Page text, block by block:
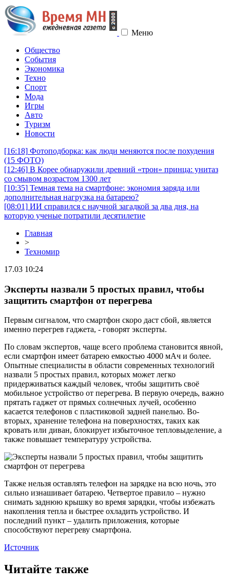
Меню
Общество
События
Экономика
Техно
Спорт
Мода
Игры
Авто
Туризм
Новости
[16:18] Фотоподборка: как люди меняются после похудения
(15 ФОТО)
[12:46] В Корее обнаружили древний «трон» принца: унитаз
со смывом возрастом 1300 лет
[10:35] Темная тема на смартфоне: экономия заряда или
дополнительная нагрузка на батарею?
[08:01] ИИ справился с научной загадкой за два дня, на
которую ученые потратили десятилетие
Главная
>
Техномир
17.03 10:24
Эксперты назвали 5 простых правил, чтобы
защитить смартфон от перегрева
Первым сигналом, что смартфон скоро даст сбой, является
именно перегрев гаджета, - говорят эксперты.
По словам экспертов, чаще всего проблема становится явной,
если смартфон имеет батарею емкостью 4000 мАч и более.
Опытные специалисты в области современных технологий
назвали 5 простых правил, которых может легко
придерживаться каждый человек, чтобы защитить своё
мобильное устройство от перегрева. В первую очередь, важно
прятать гаджет от прямых солнечных лучей, особенно
касается телефонов с пластиковой задней панелью. Во-
вторых, хранение телефона на поверхностях, таких как
кровать или диван, блокирует избыточное тепловыделение, а
также повышает температуру устройства.
Также нельзя оставлять телефон на зарядке на всю ночь, это
сильно изнашивает батарею. Четвертое правило – нужно
снимать заднюю крышку во время зарядки, чтобы избежать
накопления тепла и быстрее охладить устройство. И
последний пункт – удалить приложения, которые
способствуют перегреву смартфона.
Источник
Читайте также